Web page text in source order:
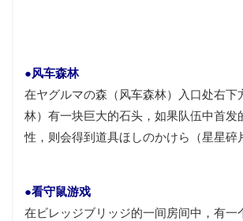
●风车森林
在ヤグルマの森（风车森林）入口处右下
林）有一块巨大的石头，如果队伍中首发
性，则会得到道具ほしのかけら（星星碎
●看守鼠游戏
在ビレッジブリッジ的一间房间中，有一